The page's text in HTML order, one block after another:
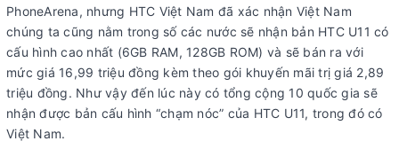
PhoneArena, nhưng HTC Việt Nam đã xác nhận Việt Nam
chúng ta cũng nằm trong số các nước sẽ nhận bản HTC U11 có
cấu hình cao nhất (6GB RAM, 128GB ROM) và sẽ bán ra với
mức giá 16,99 triệu đồng kèm theo gói khuyến mãi trị giá 2,89
triệu đồng. Như vậy đến lúc này có tổng cộng 10 quốc gia sẽ
nhận được bản cấu hình “chạm nóc” của HTC U11, trong đó có
Việt Nam.